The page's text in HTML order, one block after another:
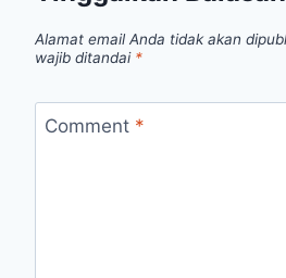
Alamat email Anda tidak akan
wajib ditandai *
Comment *